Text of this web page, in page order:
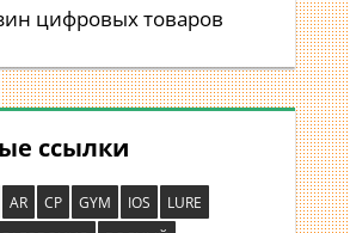
цифровых товаров
ссылки
AR CP GYM IOS
LURE